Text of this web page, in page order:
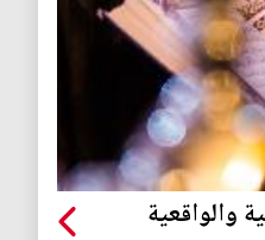
والواقعية